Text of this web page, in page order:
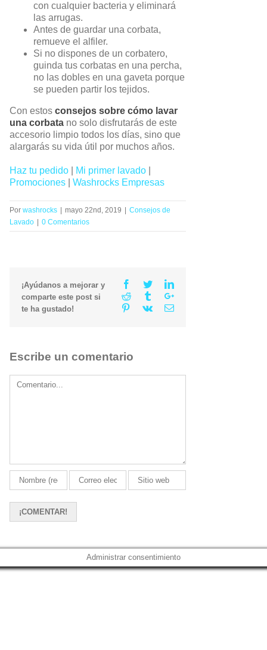
con cualquier bacteria y eliminará
las arrugas.
Antes de guardar una corbata,
remueve el alfiler.
Si no dispones de un corbatero,
guinda tus corbatas en una percha,
no las dobles en una gaveta porque
se pueden partir los tejidos.
Con estos consejos sobre cómo lavar
una corbata no solo disfrutarás de este
accesorio limpio todos los días, sino que
alargarás su vida útil por muchos años.
Haz tu pedido Mi primer lavado
Promociones
Washrocks Empresas
Por washrocks mayo 22nd, 2019
Consejos de
Lavado
0 Comentarios
¡Ayúdanos a mejorar y
comparte este post si
te ha gustado!
Facebook
TwitterLinkedin
Reddit
TumblrGoogle+
Pinterest
Vk Email
Escribe un comentario
Comment
Administrar consentimiento